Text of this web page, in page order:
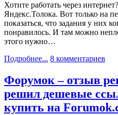
Хотите работать через
Яндекс.Толока. Вот только на
показаться, что задания у них
понравилось. И там можно
этого нужно…
Подробнее... 8 комментариев
Форумок – отзыв
решил дешевые
купить на